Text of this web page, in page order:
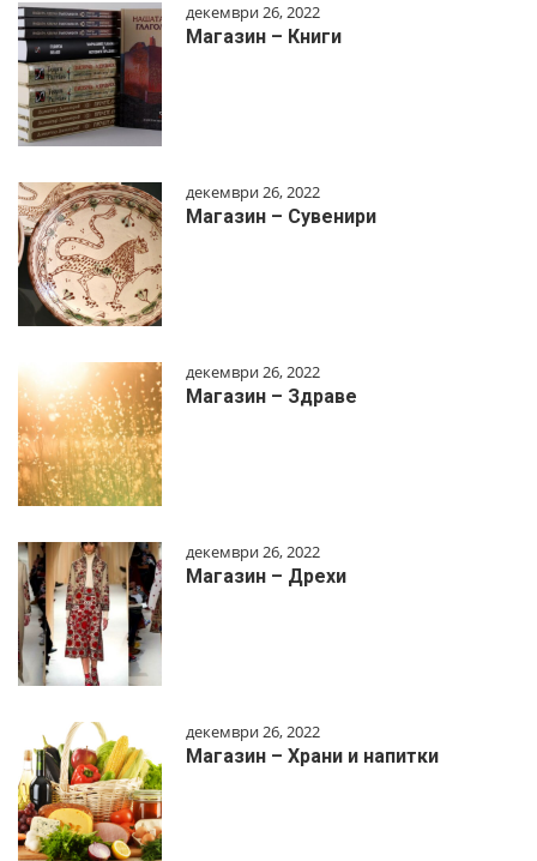
декември 26, 2022
Магазин – Книги
декември 26, 2022
Магазин – Сувенири
декември 26, 2022
Магазин – Здраве
декември 26, 2022
Магазин – Дрехи
декември 26, 2022
Магазин – Храни и напитки